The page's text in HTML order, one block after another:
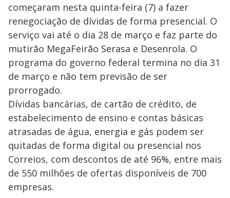
começaram nesta quinta-feira (7) a fazer
renegociação de dívidas de forma presencial. O
serviço vai até o dia 28 de março e faz parte do
mutirão MegaFeirão Serasa e Desenrola. O
programa do governo federal termina no dia 31
de março e não tem previsão de ser
prorrogado.
Dívidas bancárias, de cartão de crédito, de
estabelecimento de ensino e contas básicas
atrasadas de água, energia e gás podem ser
quitadas de forma digital ou presencial nos
Correios, com descontos de até 96%, entre mais
de 550 milhões de ofertas disponíveis de 700
empresas.